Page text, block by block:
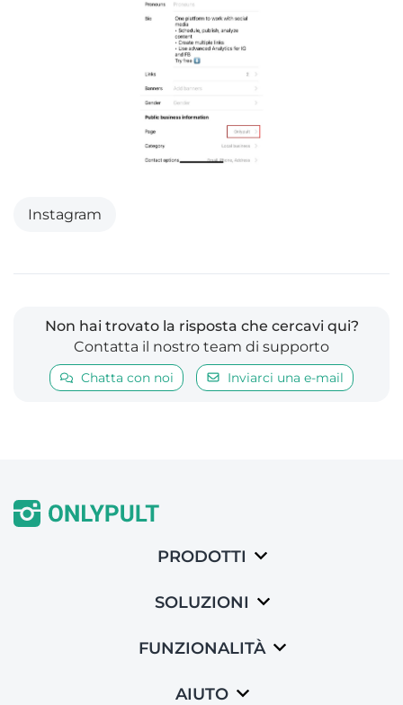
Instagram
Non hai trovato la risposta che cercavi qui?
Contatta il nostro team di supporto
Chatta con noi Inviarci una e-mail
PRODOTTI
SOLUZIONI
FUNZIONALITÀ
AIUTO